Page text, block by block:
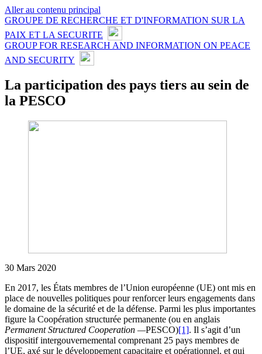
Aller au contenu principal
GROUPE DE RECHERCHE ET D'INFORMATION SUR LA
PAIX ET LA SECURITE
GROUP FOR RESEARCH AND INFORMATION ON PEACE
AND SECURITY
La participation des pays tiers au sein de
la PESCO
30 Mars 2020
En 2017, les États membres de l’Union européenne (UE) ont mis en
place de nouvelles politiques pour renforcer leurs engagements dans
le domaine de la sécurité et de la défense. Parmi les plus importantes
figure la Coopération structurée permanente (ou en anglais
Permanent Structured Cooperation —PESCO)[1]. Il s’agit d’un
dispositif intergouvernemental comprenant 25 pays membres de
l’UE, axé sur le développement capacitaire et opérationnel, et qui